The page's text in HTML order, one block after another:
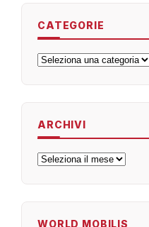
CATEGORIE
Categorie
ARCHIVI
Archivi
WORLD MOBILIS